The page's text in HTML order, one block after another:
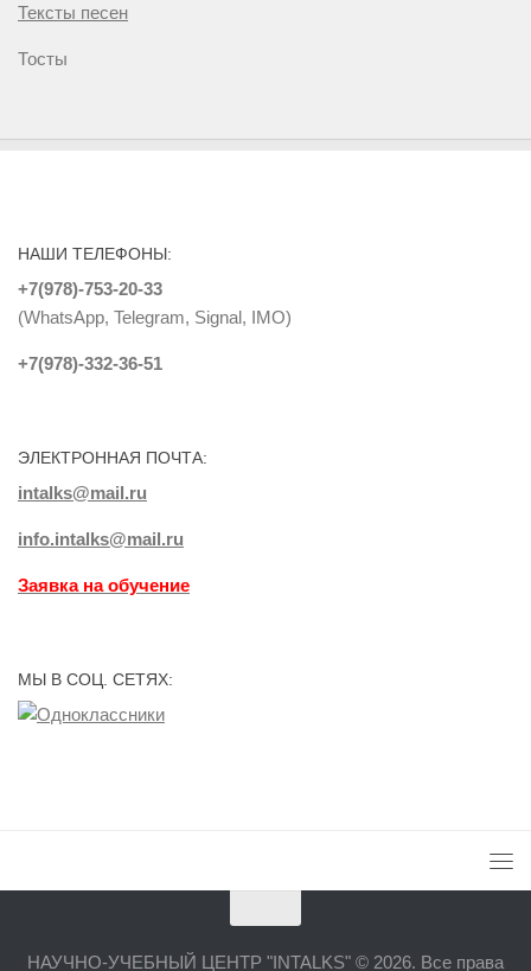
Тексты песен
Тосты
НАШИ ТЕЛЕФОНЫ:
+7(978)-753-20-33
(WhatsApp, Telegram, Signal, IMO)
+7(978)-332-36-51
ЭЛЕКТРОННАЯ ПОЧТА:
intalks@mail.ru
info.intalks@mail.ru
Заявка на обучение
МЫ В СОЦ. СЕТЯХ:
НАУЧНО-УЧЕБНЫЙ ЦЕНТР "INTALKS" © 2026. Все права